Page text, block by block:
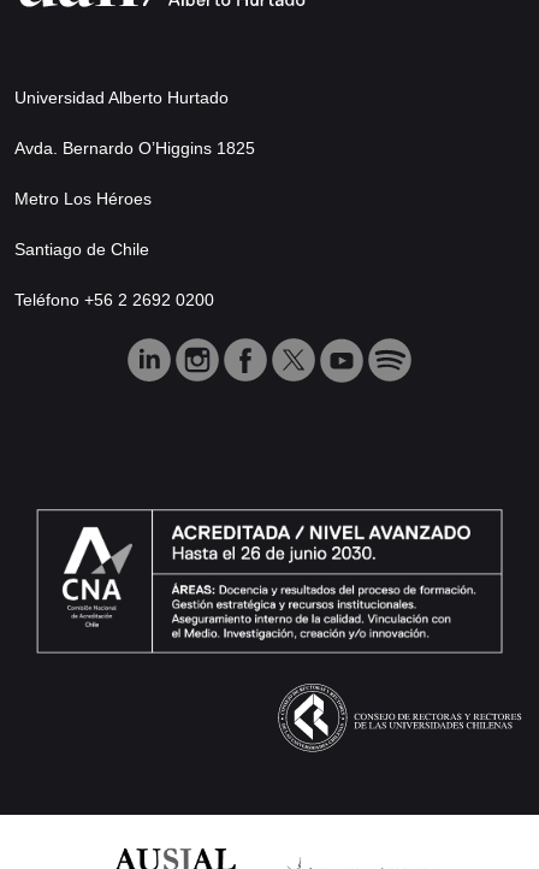
Universidad Alberto Hurtado
Avda. Bernardo O’Higgins 1825
Metro Los Héroes
Santiago de Chile
Teléfono +56 2 2692 0200